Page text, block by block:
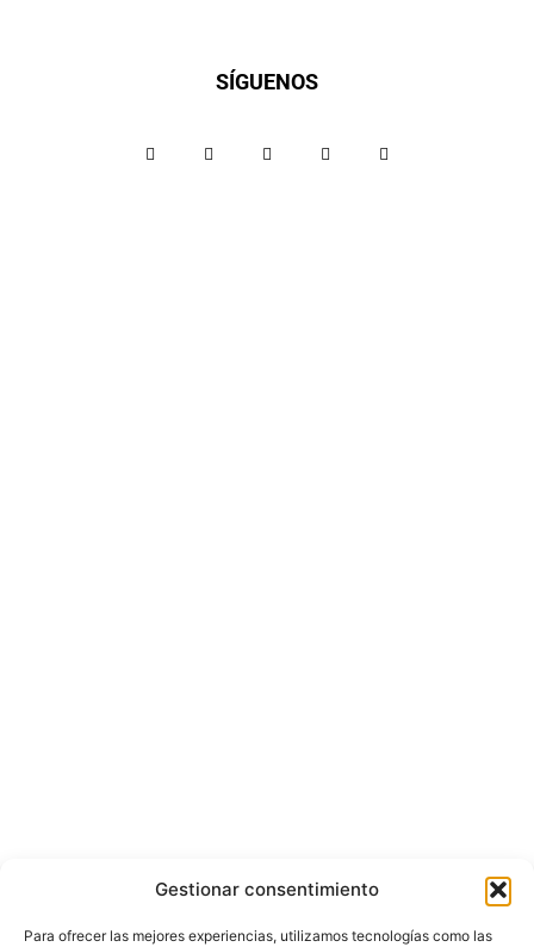
Gestionar consentimiento
Para ofrecer las mejores experiencias, utilizamos tecnologías como las
SÍGUENOS